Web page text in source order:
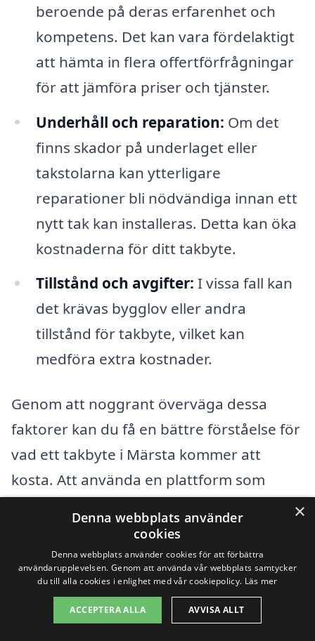
beroende på deras erfarenhet och
kompetens. Det kan vara fördelaktigt
att hämta in flera offertförfrågningar
för att jämföra priser och tjänster.
Underhåll och reparation: Om det
finns skador på underlaget eller
takstolarna kan ytterligare
reparationer bli nödvändiga innan ett
nytt tak kan installeras. Detta kan öka
kostnaderna för ditt takbyte.
Tillstånd och avgifter: I vissa fall kan
det krävas bygglov eller andra
tillstånd för takbyte, vilket kan
medföra extra kostnader.
Genom att noggrant överväga dessa
faktorer kan du få en bättre förståelse för
vad ett takbyte i Märsta kommer att
kosta. Att använda en plattform som
ytterligare, eftersom du här kan få
erbjudanden från lokala företag och
snabbt jämföra deras priser och tjänster.
Detta gör det enklare att hitta det bästa
×
Denna webbplats använder
cookies
Denna webbplats använder cookies för att förbättra
användarupplevelsen. Genom att använda vår webbplats samtycker
du till alla cookies i enlighet med vår cookiepolicy. Läs mer
ACCEPTERA ALLA AVVISA ALLT